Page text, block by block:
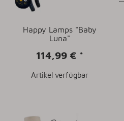
Happy Lamps "Baby
Luna"
114,99 € *
Artikel verfügbar